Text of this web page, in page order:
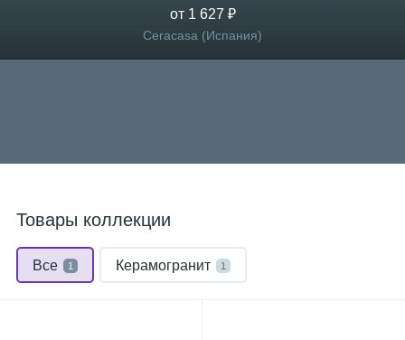
от 1 627 ₽
Ceracasa (Испания)
Товары коллекции
Все 1 Керамогранит 1